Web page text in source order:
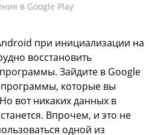
в Google Play
при инициализации на
восстановить
Зайдите в Google
программы, которые вы
вот никаких данных в
Впрочем, и это не
одной из